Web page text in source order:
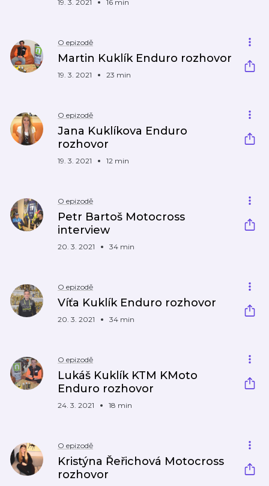
19. 3. 2021 16 min
O epizodě
Martin Kuklík Enduro rozhovor
19. 3. 2021 23 min
O epizodě
Jana Kuklíkova Enduro
rozhovor
19. 3. 2021 12 min
O epizodě
Petr Bartoš Motocross
interview
20. 3. 2021 34 min
O epizodě
Víťa Kuklík Enduro rozhovor
20. 3. 2021 34 min
O epizodě
Lukáš Kuklík KTM KMoto
Enduro rozhovor
24. 3. 2021 18 min
O epizodě
Kristýna Řeřichová Motocross
rozhovor